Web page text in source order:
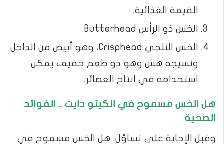
القيمة الغذائية.
الخس ذو الرأس Butterhead.
الخس الثلجي Crisphead، وهو أبيض من الداخل
ونسيجه هش وهو ذو طعم خفيف يمكن
استخدامه في انتاج العصائر.
هل الخس مسموح في الكيتو دايت .. الفوائد
الصحية
وقبل الإجابة على تساؤل: هل الخس مسموح في